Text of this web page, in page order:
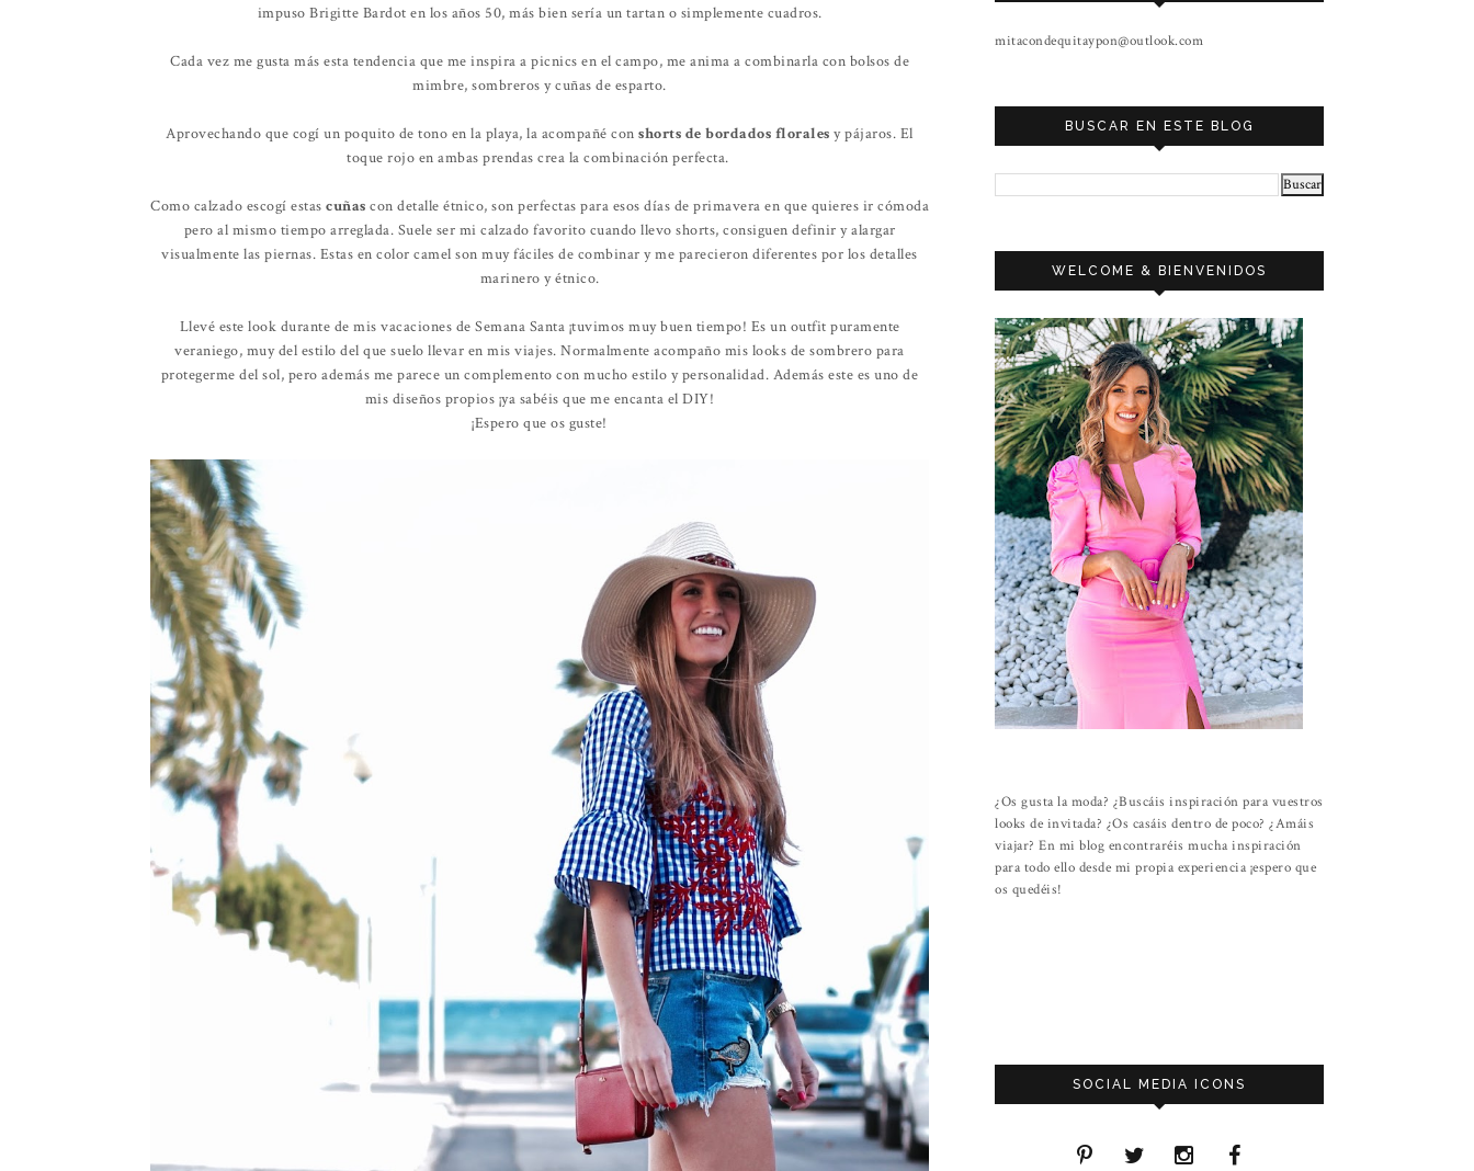
impuso Brigitte Bardot en los años 50, más bien sería un tartan o simplemente cuadros.
Cada vez me gusta más esta tendencia que me inspira a picnics en el campo, me anima a combinarla con bolsos de
mimbre, sombreros y cuñas de esparto.
Aprovechando que cogí un poquito de tono en la playa, la acompañé con shorts de bordados florales y pájaros. El
toque rojo en ambas prendas crea la combinación perfecta.
Como calzado escogí estas cuñas con detalle étnico, son perfectas para esos días de primavera en que quieres ir cómoda
pero al mismo tiempo arreglada. Suele ser mi calzado favorito cuando llevo shorts, consiguen definir y alargar
visualmente las piernas. Estas en color camel son muy fáciles de combinar y me parecieron diferentes por los detalles
marinero y étnico.
Llevé este look durante de mis vacaciones de Semana Santa ¡tuvimos muy buen tiempo! Es un outfit puramente
veraniego, muy del estilo del que suelo llevar en mis viajes. Normalmente acompaño mis looks de sombrero para
protegerme del sol, pero además me parece un complemento con mucho estilo y personalidad. Además este es uno de
mis diseños propios ¡ya sabéis que me encanta el DIY!
¡Espero que os guste!
mitacondequitaypon@outlook.com
BUSCAR EN ESTE BLOG
WELCOME & BIENVENIDOS
¿Os gusta la moda? ¿Buscáis inspiración para vuestros
looks de invitada? ¿Os casáis dentro de poco? ¿Amáis
viajar? En mi blog encontraréis mucha inspiración
para todo ello desde mi propia experiencia ¡espero que
os quedéis!
SOCIAL MEDIA ICONS